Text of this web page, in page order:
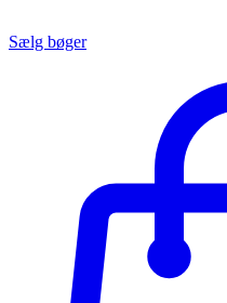
Sælg bøger